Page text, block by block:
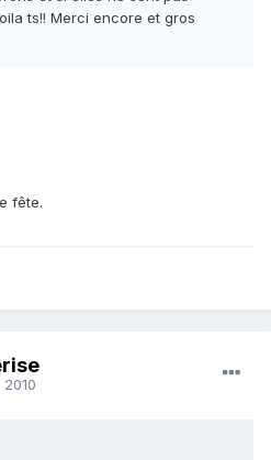
ts!! Merci encore et gros
fête.
2010